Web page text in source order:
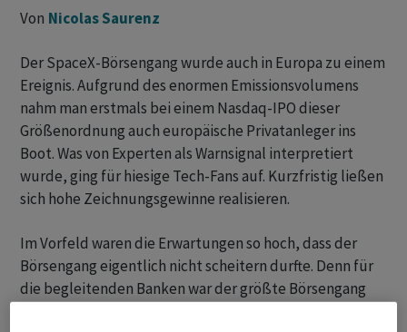
Von Nicolas Saurenz
Der SpaceX-Börsengang wurde auch in Europa zu einem
Ereignis. Aufgrund des enormen Emissionsvolumens
nahm man erstmals bei einem Nasdaq-IPO dieser
Größenordnung auch europäische Privatanleger ins
Boot. Was von Experten als Warnsignal interpretiert
wurde, ging für hiesige Tech-Fans auf. Kurzfristig ließen
sich hohe Zeichnungsgewinne realisieren.
Im Vorfeld waren die Erwartungen so hoch, dass der
Börsengang eigentlich nicht scheitern durfte. Denn für
die begleitenden Banken war der größte Börsengang